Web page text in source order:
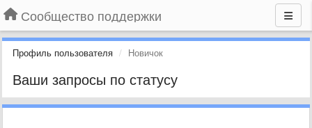
Сообщество поддержки
Профиль пользователя Новичок
Ваши запросы по статусу